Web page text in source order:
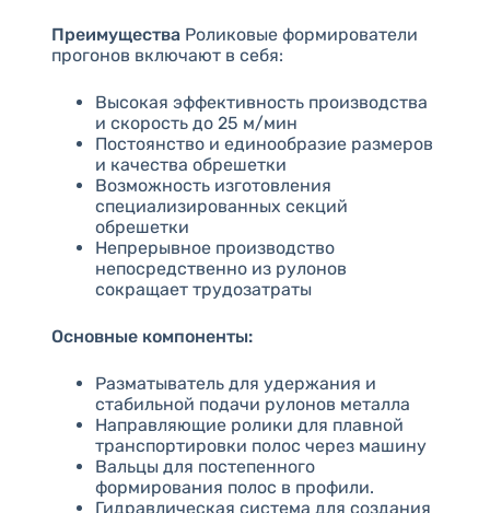
ПреимуществаРоликовые формирователи
прогонов включают в себя:
Высокая эффективность производства
и скорость до 25 м/мин
Постоянство и единообразие размеров
и качества обрешетки
Возможность изготовления
специализированных секций
обрешетки
Непрерывное производство
непосредственно из рулонов
сокращает трудозатраты
Основные компоненты:
Разматыватель для удержания и
стабильной подачи рулонов металла
Направляющие ролики для плавной
транспортировки полос через машину
Вальцы для постепенного
формирования полос в профили.
Гидравлическая система для создания